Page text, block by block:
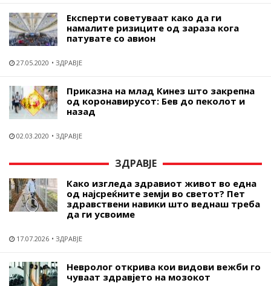
Експерти советуваат како да ги
намалите ризиците од зараза кога
патувате со авион
27.05.2020 ЗДРАВЈЕ
Приказна на млад Кинез што закрепна
од коронавирусот: Бев до пеколот и
назад
02.03.2020 ЗДРАВЈЕ
ЗДРАВЈЕ
Како изгледа здравиот живот во една
од најсреќните земји во светот? Пет
здравствени навики што веднаш треба
да ги усвоиме
17.07.2026 ЗДРАВЈЕ
Невролог открива кои видови вежби го
чуваат здравјето на мозокот